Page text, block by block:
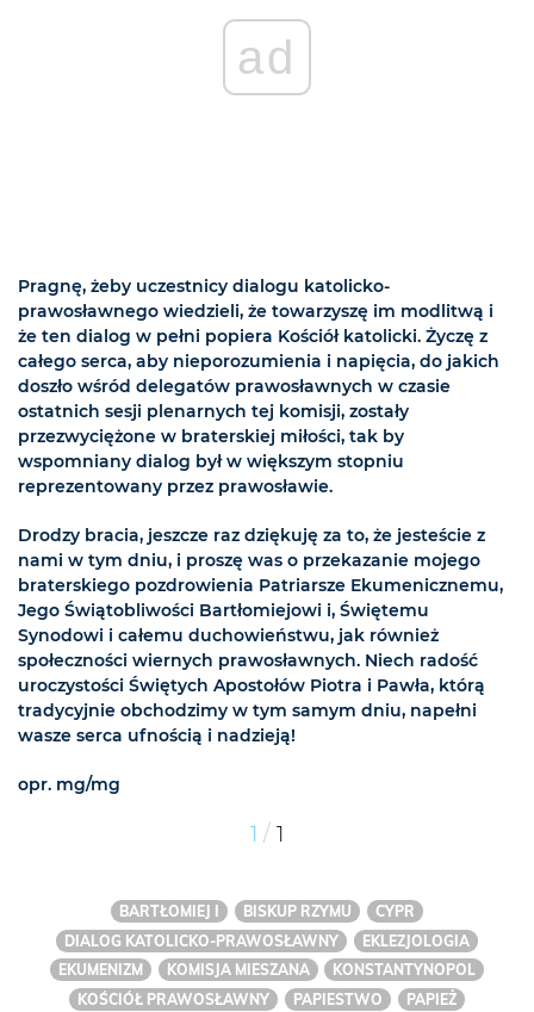
ad
Pragnę, żeby uczestnicy dialogu katolicko-
prawosławnego wiedzieli, że towarzyszę im modlitwą i
że ten dialog w pełni popiera Kościół katolicki. Życzę z
całego serca, aby nieporozumienia i napięcia, do jakich
doszło wśród delegatów prawosławnych w czasie
ostatnich sesji plenarnych tej komisji, zostały
przezwyciężone w braterskiej miłości, tak by
wspomniany dialog był w większym stopniu
reprezentowany przez prawosławie.
Drodzy bracia, jeszcze raz dziękuję za to, że jesteście z
nami w tym dniu, i proszę was o przekazanie mojego
braterskiego pozdrowienia Patriarsze Ekumenicznemu,
Jego Świątobliwości Bartłomiejowi i, Świętemu
Synodowi i całemu duchowieństwu, jak również
społeczności wiernych prawosławnych. Niech radość
uroczystości Świętych Apostołów Piotra i Pawła, którą
tradycyjnie obchodzimy w tym samym dniu, napełni
wasze serca ufnością i nadzieją!
opr. mg/mg
1 / 1
BARTŁOMIEJ I BISKUP RZYMU
CYPR
DIALOG KATOLICKO-PRAWOSŁAWNY
EKLEZJOLOGIA
EKUMENIZM
KOMISJA MIESZANA
KONSTANTYNOPOL
KOŚCIÓŁ PRAWOSŁAWNY
PAPIESTWO
PAPIEŻ